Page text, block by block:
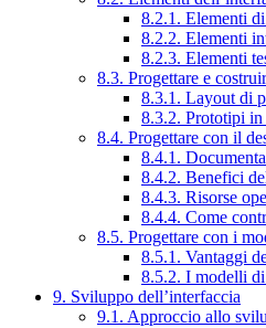
8.2.1. Elementi
8.2.2. Elementi
8.2.3. Elementi
8.3. Progettare e
8.3.1. Layout di
8.3.2. Prototipi in
8.4. Progettare con il
8.4.1.
8.4.2. Benefici
8.4.3. Risorse
8.4.4. Come
8.5. Progettare con i
8.5.1. Vantaggi
8.5.2. I modelli
9. Sviluppo dell’interfaccia
9.1. Approccio allo